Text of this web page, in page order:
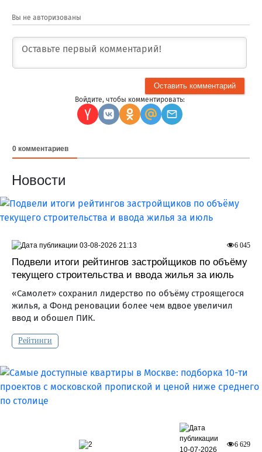
Вы не авторизованы
Войдите, чтобы комментировать:
0 комментариев
Новости
Подвели итоги рейтингов застройщиков по объёму
текущего строительства и ввода жилья за июль
«Самолет» сохранил лидерство по объёму строящегося
жилья, а Фонд реновации более чем вдвое увеличил
ввод и обошел ПИК.
Рейтинги
6 045
03-08-2026 21:13
2 6 629
10-07-2026